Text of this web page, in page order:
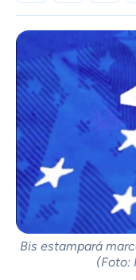
Bis estampará
(Foto: